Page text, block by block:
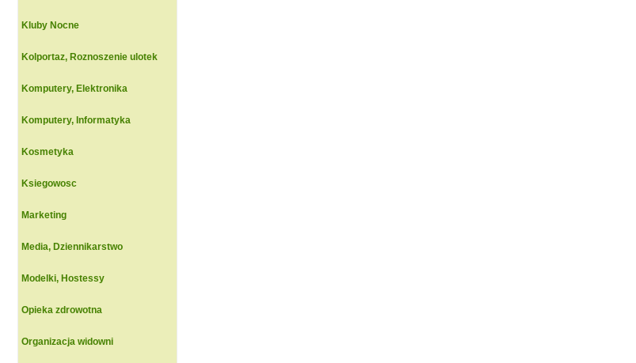
Kluby Nocne
Kolportaz, Roznoszenie ulotek
Komputery, Elektronika
Komputery, Informatyka
Kosmetyka
Ksiegowosc
Marketing
Media, Dziennikarstwo
Modelki, Hostessy
Opieka zdrowotna
Organizacja widowni